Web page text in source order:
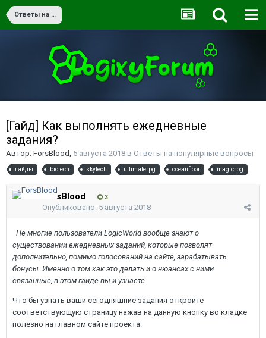
Ответы на популярные вопросы
[Гайд] Как выполнять ежедневные
задания?
Автор: ForsBlood, 5 августа 2018 в Ответы на популярные вопросы
гайды biotech skytech ultimaterpg oceanfloor magicrpg
ForsBlood 3
Опубликовано: 5 августа 2018
Не многие пользователи LogicWorld вообще знают о
существовании ежедневных заданий, которые позволят
дополнительно, помимо голосований на сайте, зарабатывать
бонусы. Именно о том как это делать и о нюансах с ними
связанные, в этом гайде вы и узнаете.
Что бы узнать ваши сегодняшние задания откройте
соответствующую страницу нажав на данную кнопку во кладке
полезно на главном сайте проекта.